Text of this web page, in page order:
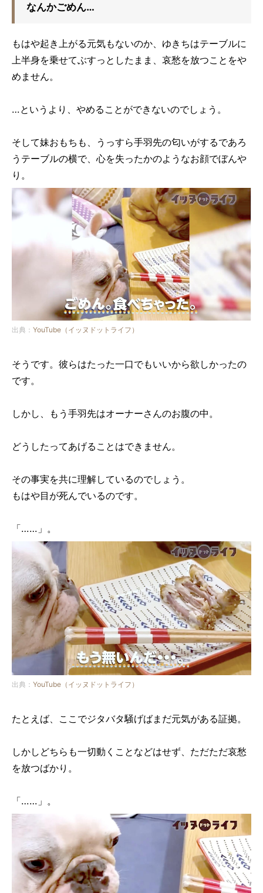
なんかごめん…
もはや起き上がる元気もないのか、ゆきちはテーブルに
上半身を乗せてぶすっとしたまま、哀愁を放つことをや
めません。
…というより、やめることができないのでしょう。
そして妹おもちも、うっすら手羽先の匂いがするであろ
うテーブルの横で、心を失ったかのようなお顔でぼんや
り。
出典： YouTube（イッヌドットライフ）
そうです。彼らはたった一口でもいいから欲しかったの
です。
しかし、もう手羽先はオーナーさんのお腹の中。
どうしたってあげることはできません。
その事実を共に理解しているのでしょう。
もはや目が死んでいるのです。
「……」。
出典： YouTube（イッヌドットライフ）
たとえば、ここでジタバタ騒げばまだ元気がある証拠。
しかしどちらも一切動くことなどはせず、ただただ哀愁
を放つばかり。
「……」。